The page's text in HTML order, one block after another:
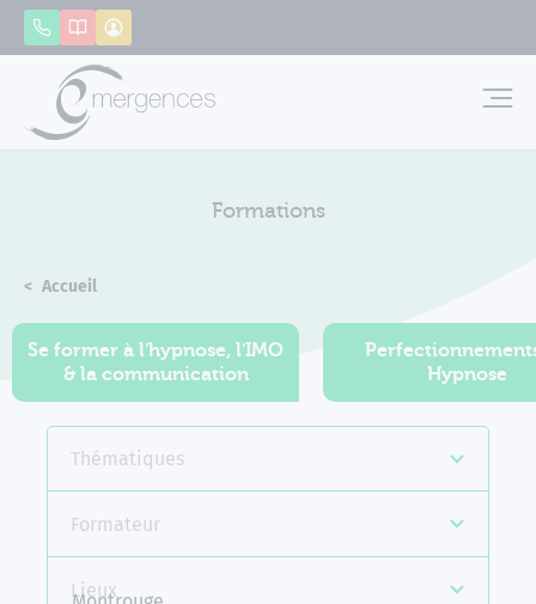
AppelerCatalogue
Formations
Accueil
Se former à l'hypnose, l'IMO
& la communication
Hypnose
Thématiques
Formateur
Lieux
Panneau de gestion des cookies